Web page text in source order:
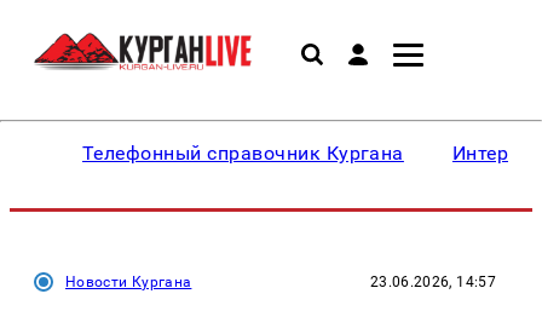
Телефонный справочник Кургана
Новости Кургана 23.06.2026, 14:57